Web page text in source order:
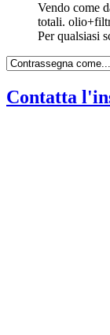
Vendo come
totali.
Per qualsiasi
Contatta